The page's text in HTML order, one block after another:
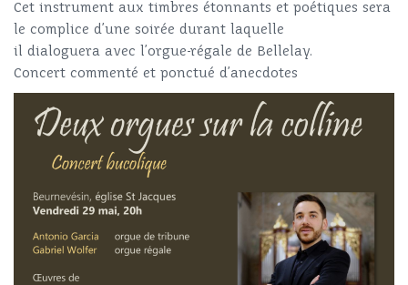
Cet instrument aux timbres étonnants et poétiques sera
le complice d’une soirée durant laquelle
il dialoguera avec l’orgue-régale de Bellelay.
Concert commenté et ponctué d’anecdotes